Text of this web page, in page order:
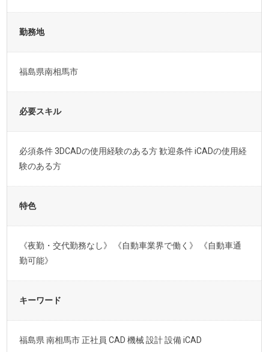
勤務地
福島県南相馬市
必要スキル
必須条件 3DCADの使用経験のある方 歓迎条件 iCADの使用経
験のある方
特色
《夜勤・交代勤務なし》 《自動車業界で働く》 《自動車通
勤可能》
キーワード
福島県 南相馬市 正社員 CAD 機械 設計 設備 iCAD